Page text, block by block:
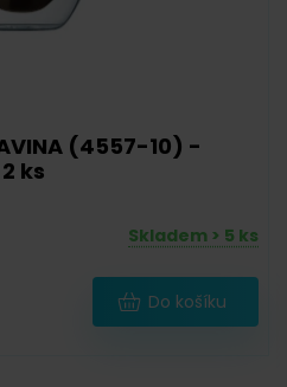
(4557-10) -
ks
Skladem > 5 ks
Do košíku